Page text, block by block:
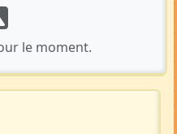
le moment.